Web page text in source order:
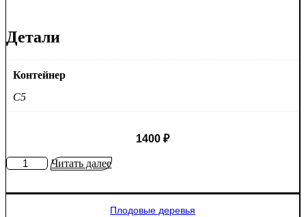
Детали
Контейнер
C5
1400 ₽
КоличествоЧитать далее
Плодовые деревья